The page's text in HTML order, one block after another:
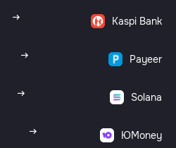
Kaspi Bank
Payeer
Solana
ЮMoney